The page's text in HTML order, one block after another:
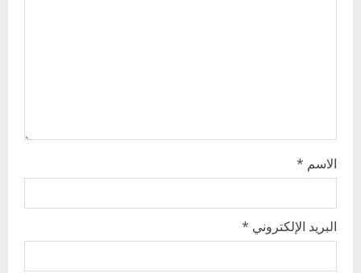
الاسم *
البريد الإلكتروني *